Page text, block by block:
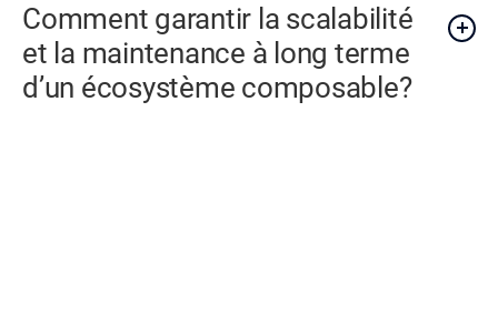
Comment garantir la scalabilité
et la maintenance à long terme
d’un écosystème composable?